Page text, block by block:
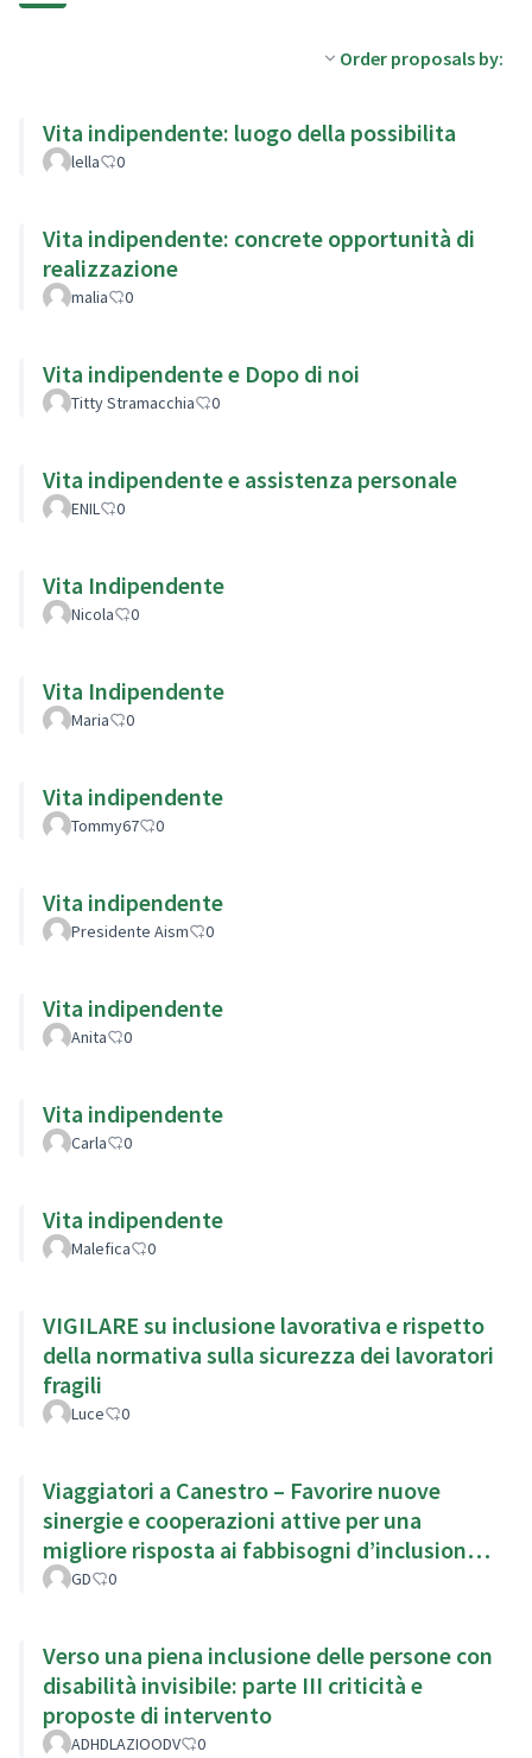
Order proposals by:
Vita indipendente: luogo della possibilita
lella 0
Vita indipendente: concrete opportunità di
realizzazione
malia 0
Vita indipendente e Dopo di noi
Titty Stramacchia 0
Vita indipendente e assistenza personale
ENIL 0
Vita Indipendente
Nicola 0
Vita Indipendente
Maria 0
Vita indipendente
Tommy67 0
Vita indipendente
Presidente Aism 0
Vita indipendente
Anita 0
Vita indipendente
Carla 0
Vita indipendente
Malefica 0
VIGILARE su inclusione lavorativa e rispetto
della normativa sulla sicurezza dei lavoratori
fragili
Luce 0
Viaggiatori a Canestro – Favorire nuove
sinergie e cooperazioni attive per una
migliore risposta ai fabbisogni d’inclusione
del territorio.
GD 0
Verso una piena inclusione delle persone con
disabilità invisibile: parte III criticità e
proposte di intervento
ADHDLAZIOODV 0